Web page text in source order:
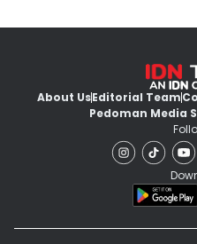
About UsEditorial Team
Pedoman Media